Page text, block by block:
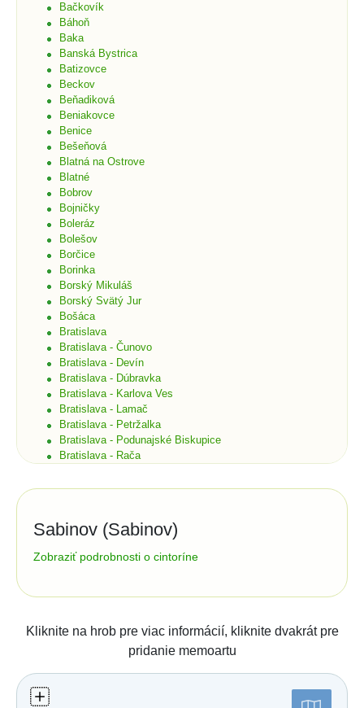
Bačkovík
Báhoň
Baka
Banská Bystrica
Batizovce
Beckov
Beňadiková
Beniakovce
Benice
Bešeňová
Blatná na Ostrove
Blatné
Bobrov
Bojničky
Boleráz
Bolešov
Borčice
Borinka
Borský Mikuláš
Borský Svätý Jur
Bošáca
Bratislava
Bratislava - Čunovo
Bratislava - Devín
Bratislava - Dúbravka
Bratislava - Karlova Ves
Bratislava - Lamač
Bratislava - Petržalka
Bratislava - Podunajské Biskupice
Bratislava - Rača
Bratislava - Ružinov
Bratislava - Vrakuňa
Brekov
Bučany
Budmerice
Bukovec okr. Košice
Bukovec okr. Myjava
Sabinov (Sabinov)
Správa cintorína:
Hollého 35 08310 Sabinov
info@vpssb.sk; ekonomicke@vpssb.sk
Číslo účtu (IBAN):
SK6002000000000068700572
Zobraziť podrobnosti o cintoríne
Kliknite na hrob pre viac informácií, kliknite dvakrát pre
pridanie memoartu